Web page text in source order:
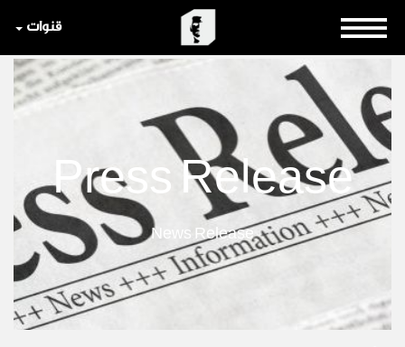
قنوات
Press Release
News Release